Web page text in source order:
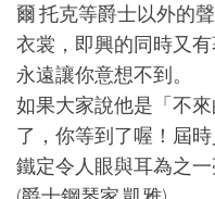
爾 托克等爵士以外的
衣裳，即興的同時又
永遠讓你意想不到。
如果大家說他是「不
了，你等到了喔！屆
鐵定令人眼與耳為之一